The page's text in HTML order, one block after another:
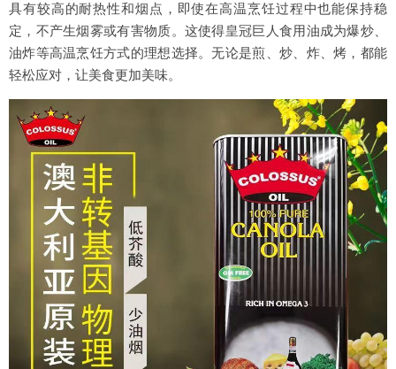
具有较高的耐热性和烟点，即使在高温烹饪过程中也能保持稳
定，不产生烟雾或有害物质。这使得皇冠巨人食用油成为爆炒、
油炸等高温烹饪方式的理想选择。无论是煎、炒、炸、烤，都能
轻松应对，让美食更加美味。